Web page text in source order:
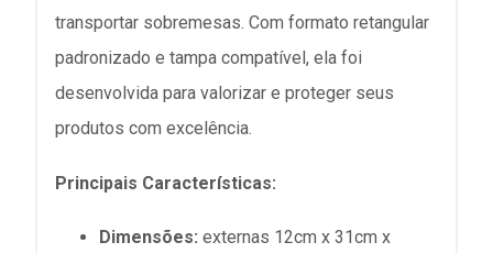
transportar sobremesas. Com formato retangular
padronizado e tampa compatível, ela foi
desenvolvida para valorizar e proteger seus
produtos com excelência.
Principais Características:
Dimensões: externas 12cm x 31cm x